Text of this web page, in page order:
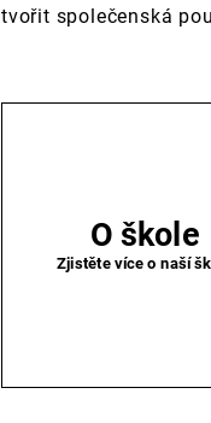
tvořit společenská
O škole
Zjistěte více o naší